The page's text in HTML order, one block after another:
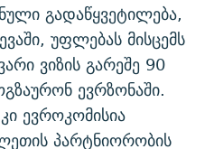
ᲐᲛᲑᲐᲕᲘ
გადაწყვეტილება,
უფლებას მისცემს
ვიზის გარეშე 90
ევრზონაში.
ევროკომისია
პარტნიორობის